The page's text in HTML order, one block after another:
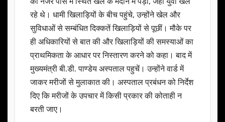
रहे थे। धामी खिलाड़ियों के बीच पहुंचे, उन्होंने खेल और
सुविधाओं से सम्बंधित दिक्कतें खिलाड़ियों से पूछीं। मौके पर
ही अधिकारियों से बात की और खिलाड़ियों की समस्याओं का
प्राथमिकता के आधार पर निस्तारण करने को कहा। बाद में
मुख्यमंत्री बी.डी. पाण्डेय अस्पताल पहुचें। उन्होंने वार्ड में
जाकर मरीजों से मुलाकात की। अस्पताल प्रबंधन को निर्देश
दिए कि मरीजों के उपचार में किसी प्रकार की कोताही न
बरती जाए।